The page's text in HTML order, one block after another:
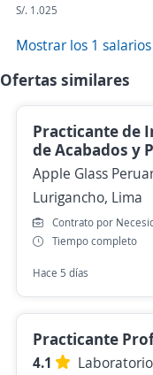
S/. 1.025
Mostrar los 1 salarios
Ofertas similares
Practicante de
de Acabados y
Apple Glass
Lurigancho, Lima
Contrato por
Tiempo completo
Hace 5 días
Practicante
4.1